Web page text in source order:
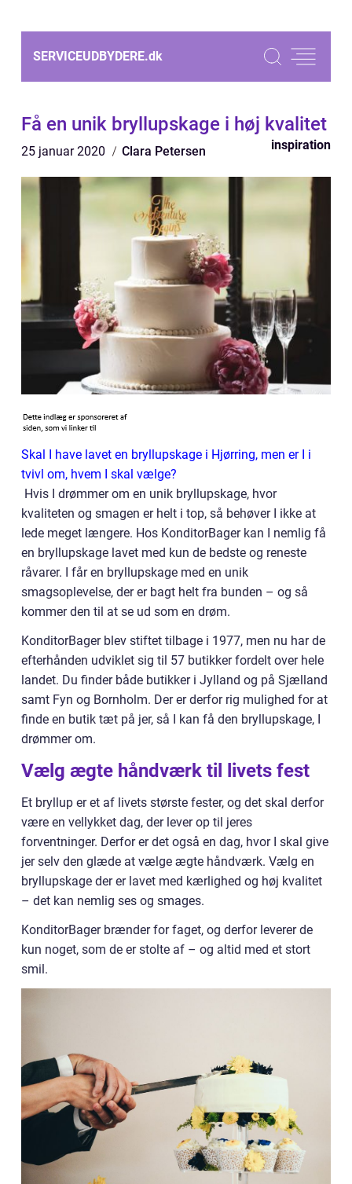
SERVICEUDBYDERE.dk
Få en unik bryllupskage i høj kvalitet
25 januar 2020 Clara Petersen inspiration
Skal I have lavet en bryllupskage i Hjørring, men er I i
tvivl om, hvem I skal vælge?
Hvis I drømmer om en unik bryllupskage, hvor
kvaliteten og smagen er helt i top, så behøver I ikke at
lede meget længere. Hos KonditorBager kan I nemlig få
en bryllupskage lavet med kun de bedste og reneste
råvarer. I får en bryllupskage med en unik
smagsoplevelse, der er bagt helt fra bunden – og så
kommer den til at se ud som en drøm.
KonditorBager blev stiftet tilbage i 1977, men nu har de
efterhånden udviklet sig til 57 butikker fordelt over hele
landet. Du finder både butikker i Jylland og på Sjælland
samt Fyn og Bornholm. Der er derfor rig mulighed for at
finde en butik tæt på jer, så I kan få den bryllupskage, I
drømmer om.
Vælg ægte håndværk til livets fest
Et bryllup er et af livets største fester, og det skal derfor
være en vellykket dag, der lever op til jeres
forventninger. Derfor er det også en dag, hvor I skal give
jer selv den glæde at vælge ægte håndværk. Vælg en
bryllupskage der er lavet med kærlighed og høj kvalitet
– det kan nemlig ses og smages.
KonditorBager brænder for faget, og derfor leverer de
kun noget, som de er stolte af – og altid med et stort
smil.